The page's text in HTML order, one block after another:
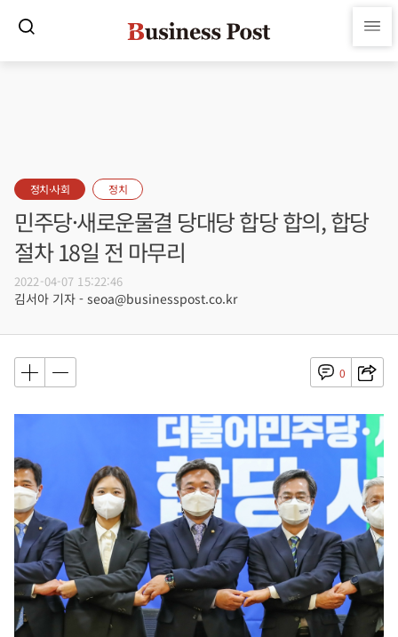
정치·사회 정치
민주당·새로운물결 당대당 합당 합의, 합당
절차 18일 전 마무리
2022-04-07 15:22:46
김서아 기자 - seoa@businesspost.co.kr
0